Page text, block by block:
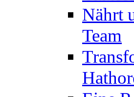
Nährt
Team